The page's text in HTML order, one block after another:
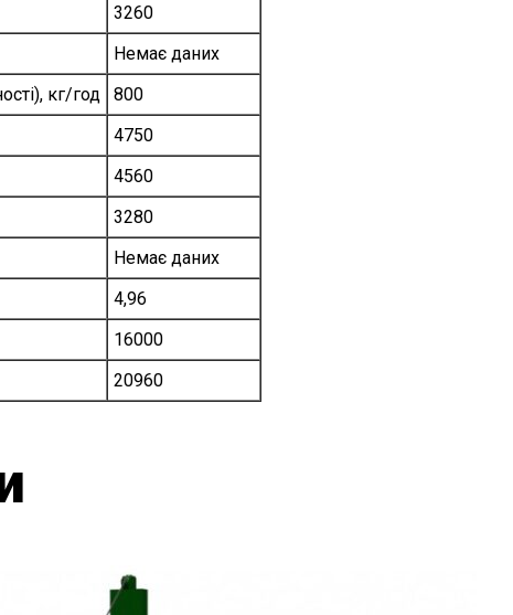
3260
Немає даних
кг/год
800
4750
4560
3280
Немає даних
4,96
16000
20960